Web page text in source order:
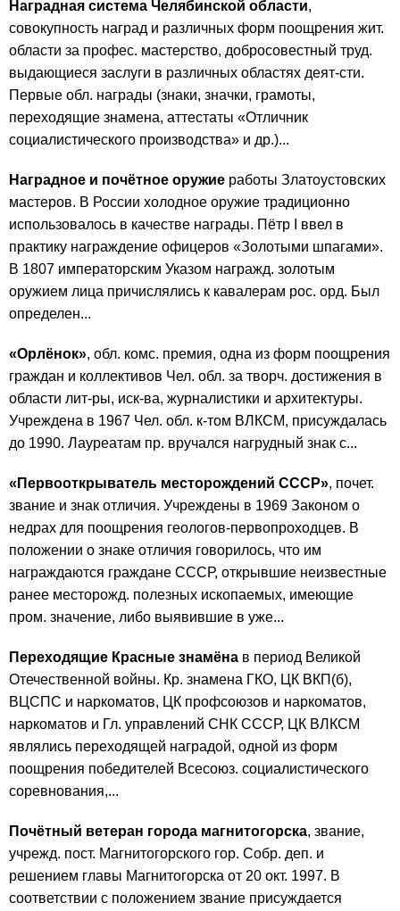
Наградная система Челябинской области,
совокупность наград и различных форм поощрения жит.
области за профес. мастерство, добросовестный труд.
выдающиеся заслуги в различных областях деят-сти.
Первые обл. награды (знаки, значки, грамоты,
переходящие знамена, аттестаты «Отличник
социалистического производства» и др.)...
Наградное и почётное оружие работы Златоустовских
мастеров. В России холодное оружие традиционно
использовалось в качестве награды. Пётр I ввел в
практику награждение офицеров «Золотыми шпагами».
В 1807 императорским Указом награжд. золотым
оружием лица причислялись к кавалерам рос. орд. Был
определен...
«Орлёнок», обл. комс. премия, одна из форм поощрения
граждан и коллективов Чел. обл. за творч. достижения в
области лит-ры, иск-ва, журналистики и архитектуры.
Учреждена в 1967 Чел. обл. к-том ВЛКСМ, присуждалась
до 1990. Лауреатам пр. вручался нагрудный знак с...
«Первооткрыватель месторождений СССР», почет.
звание и знак отличия. Учреждены в 1969 Законом о
недрах для поощрения геологов-первопроходцев. В
положении о знаке отличия говорилось, что им
награждаются граждане СССР, открывшие неизвестные
ранее месторожд. полезных ископаемых, имеющие
пром. значение, либо выявившие в уже...
Переходящие Красные знамёна в период Великой
Отечественной войны. Кр. знамена ГКО, ЦК ВКП(б),
ВЦСПС и наркоматов, ЦК профсоюзов и наркоматов,
наркоматов и Гл. управлений СНК СССР, ЦК ВЛКСМ
являлись переходящей наградой, одной из форм
поощрения победителей Всесоюз. социалистического
соревнования,...
Почётный ветеран города магнитогорска, звание,
учрежд. пост. Магнитогорского гор. Собр. деп. и
решением главы Магнитогорска от 20 окт. 1997. В
соответствии с положением звание присуждается